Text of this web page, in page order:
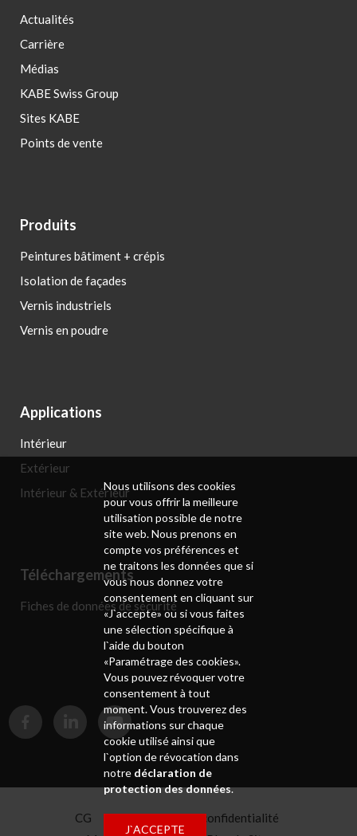
Actualités
Carrière
Médias
KABE Swiss Group
Sites KABE
Points de vente
Produits
Peintures bâtiment + crépis
Isolation de façades
Vernis industriels
Vernis en poudre
Applications
Intérieur
Extérieur
Intérieur & Extérieur
Téléchargements
Fiches de données de sécurité
CG
Déclaration de confidentialité
Nous utilisons des cookies
pour vous offrir la meilleure
utilisation possible de notre
site web. Nous prenons en
compte vos préférences et
ne traitons les données que si
vous nous donnez votre
consentement en cliquant sur
«J`accepte» ou si vous faites
une sélection spécifique à
l`aide du bouton
«Paramétrage des cookies».
Vous pouvez révoquer votre
consentement à tout
moment. Vous trouverez des
informations sur chaque
cookie utilisé ainsi que
l`option de révocation dans
notre déclaration de
protection des données.
J`ACCEPTE